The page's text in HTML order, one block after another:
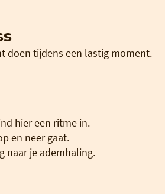
doen tijdens een lastig moment.
hier een ritme in.
en neer gaat.
naar je ademhaling.